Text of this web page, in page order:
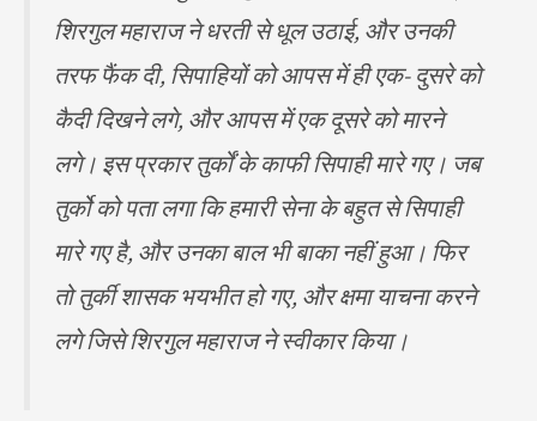
शिरगुल महाराज ने धरती से धूल उठाई, और उनकी
तरफ फैंक दी, सिपाहियों को आपस में ही एक- दुसरे को
कैदी दिखने लगे, और आपस में एक दूसरे को मारने
लगे। इस प्रकार तुर्कों के काफी सिपाही मारे गए। जब
तुर्को को पता लगा कि हमारी सेना के बहुत से सिपाही
मारे गए है, और उनका बाल भी बाका नहीं हुआ। फिर
तो तुर्की शासक भयभीत हो गए, और क्षमा याचना करने
लगे जिसे शिरगुल महाराज ने स्वीकार किया।